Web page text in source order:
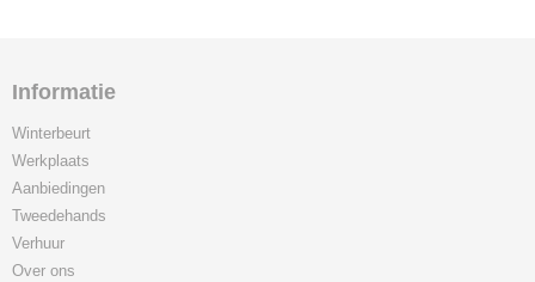
Informatie
Winterbeurt
Werkplaats
Aanbiedingen
Tweedehands
Verhuur
Over ons